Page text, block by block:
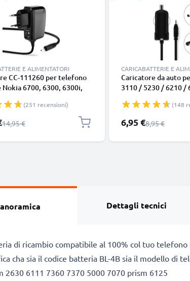
E ALIMENTATORI
CC-111260 per telefono
6700, 6300, 6300i,
N73, N70, N8 Ricambio
di smartphone per
elettrica 2.5W
(251 recensioni)
Prezzo normale
14,95 €
CARICABATTERIE E
Caricatore da auto
3110 / 5230 / 6210 /
di 1.1m, ricarica
5V 0.5A / 500mA
potente e sicuro
(148
Prezzo speciale
6,95 €Prezzo normale
8,95 €
Dettagli tecnici
di ricambio compatibile al 100% col tuo
cha sia il codice batteria BL-4B sia il modello di
2630 6111 7360 7370 5000 7070 prism 6125